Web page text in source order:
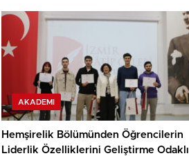
Kranyosakral Töreni
AKADEMI
Hemşirelik Bölümünden Öğrencilerin
Liderlik Özelliklerini Geliştirme Odaklı